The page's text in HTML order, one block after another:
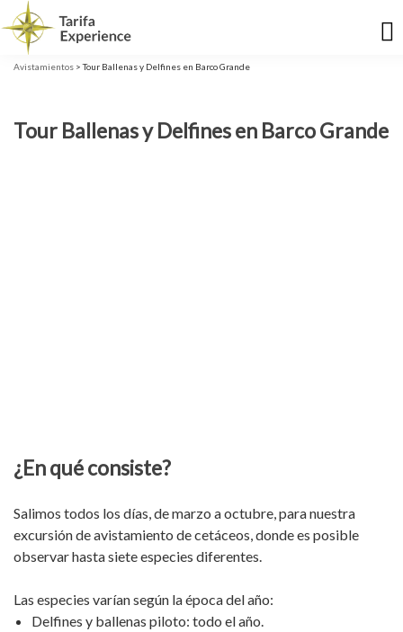
Avistamientos > Tour Ballenas y Delfines en Barco Grande
Tour Ballenas y Delfines en Barco Grande
¿En qué consiste?
Salimos todos los días, de marzo a octubre, para nuestra
excursión de avistamiento de cetáceos, donde es posible
observar hasta siete especies diferentes.
Las especies varían según la época del año:
Delfines y ballenas piloto: todo el año.